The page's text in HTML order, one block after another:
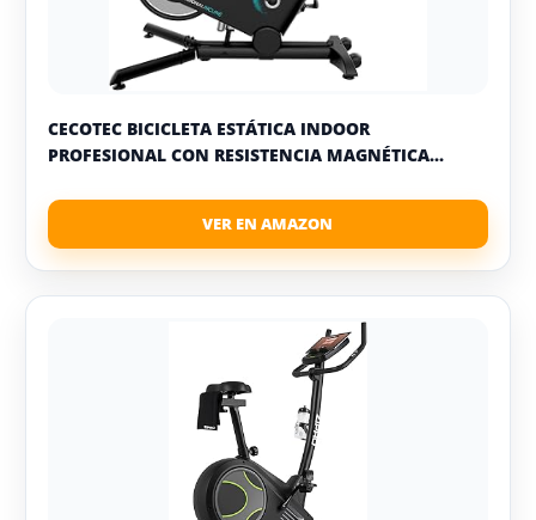
CECOTEC BICICLETA ESTÁTICA INDOOR
PROFESIONAL CON RESISTENCIA MAGNÉTICA...